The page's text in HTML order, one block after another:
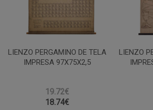
LIENZO PERGAMINO DE TELA
IMPRESA 97X75X2,5
19.72€
18.74€
LIENZO